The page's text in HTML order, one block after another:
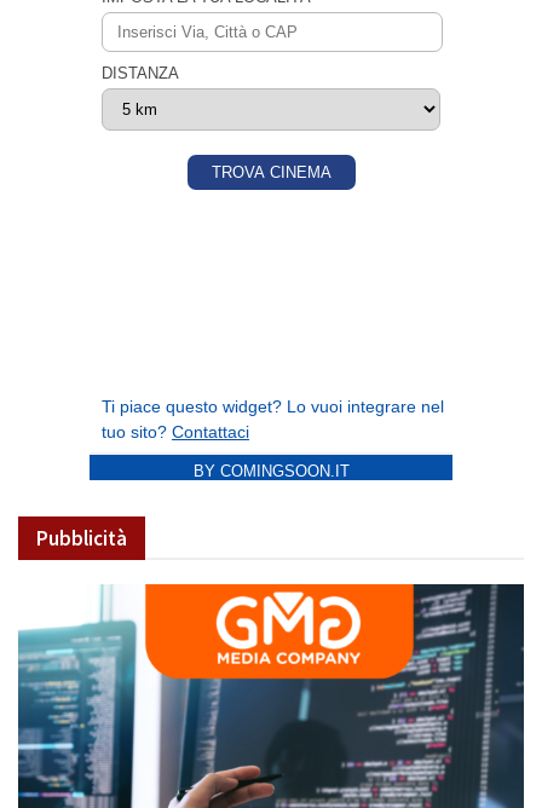
BY COMINGSOON.IT
Pubblicità